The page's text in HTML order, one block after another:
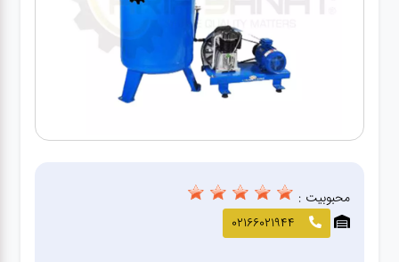
دیاگ
صافکاری
و نقاشی
محبوبیت :
02166021944